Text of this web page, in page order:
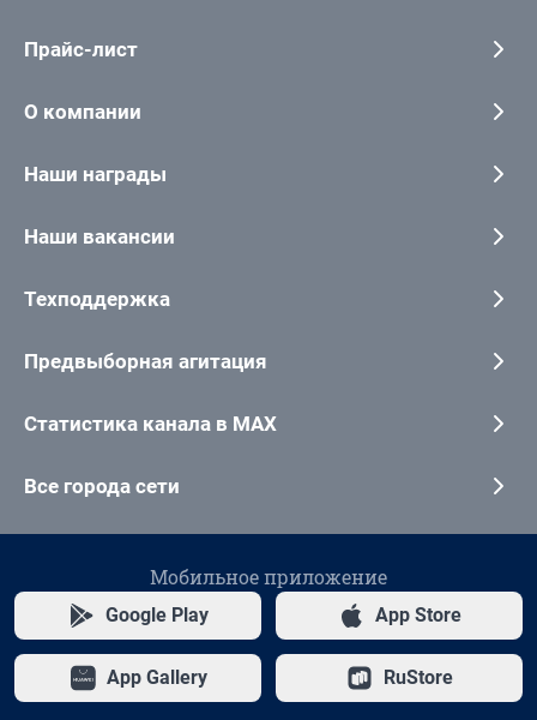
Прайс-лист
О компании
Наши награды
Наши вакансии
Техподдержка
Предвыборная агитация
Статистика канала в MAX
Все города сети
Мобильное приложение
Google Play App Store
App Gallery RuStore